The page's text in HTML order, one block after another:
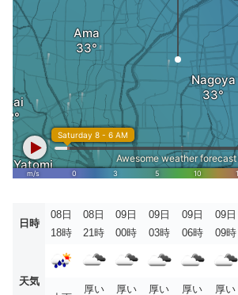
日時
08日
18時
08日
21時
09日
00時
09日
03時
09日
06時
09日
09時
天気
厚い
厚い
厚い
厚い
厚い